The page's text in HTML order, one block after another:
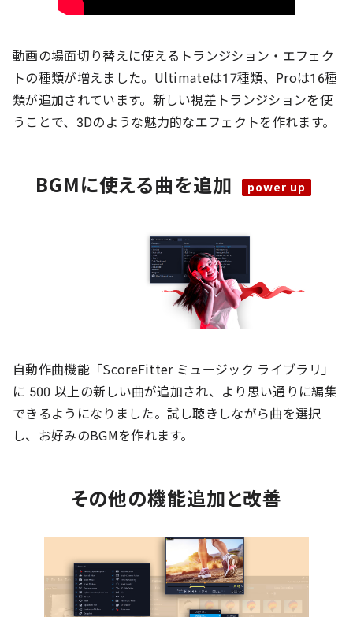
動画の場面切り替えに使えるトランジション・エフェク
トの種類が増えました。Ultimateは17種類、Proは16種
類が追加されています。新しい視差トランジションを使
うことで、3Dのような魅力的なエフェクトを作れます。
BGMに使える曲を追加
自動作曲機能「ScoreFitter ミュージック ライブラリ」
に 500 以上の新しい曲が追加され、より思い通りに編集
できるようになりました。試し聴きしながら曲を選択
し、お好みのBGMを作れます。
その他の機能追加と改善